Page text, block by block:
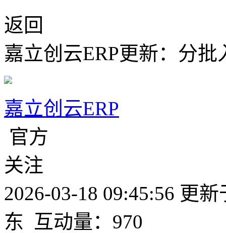
返回
嘉立创云ERP更新：分
嘉立创云ERP
官方
关注
2026-03-18 09:45:56 更新
东
互动量：970